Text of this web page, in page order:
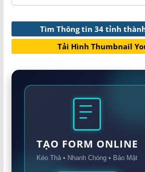
Tìm Thông tin 34 tỉnh
Tải Hình Thumbnail
TẠO FORM ONLINE
Kéo Thả • Nhanh Chóng • Bảo Mật